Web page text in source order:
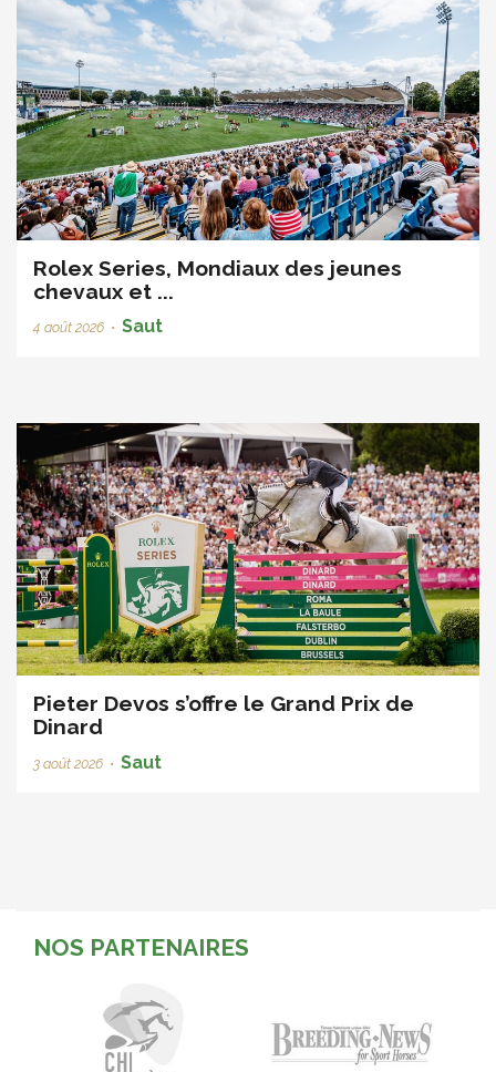
Rolex Series, Mondiaux des jeunes
chevaux et ...
4 août 2026 • Saut
Pieter Devos s’offre le Grand Prix de
Dinard
3 août 2026 • Saut
NOS PARTENAIRES